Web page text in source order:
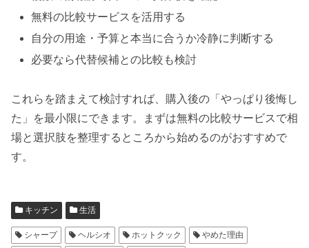
無料の比較サービスを活用する
自分の用途・予算と本当に合うか冷静に判断する
必要なら代替候補との比較も検討
これらを踏まえて検討すれば、購入後の「やっぱり後悔し
た」を最小限にできます。まずは無料の比較サービスで相
場と選択肢を整理するところから始めるのがおすすめで
す。
キッチン 生活
シャープ ヘルシオ ホットクック
やめた理由